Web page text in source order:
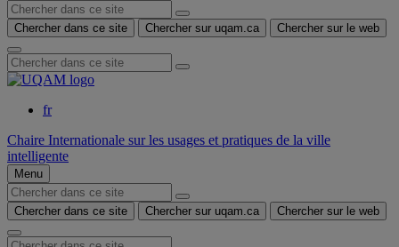
Chercher dans ce site Chercher sur uqam.ca Chercher sur le web
fr
Chaire Internationale sur les usages et pratiques de la ville
intelligente
Menu
Chercher dans ce site Chercher sur uqam.ca Chercher sur le web